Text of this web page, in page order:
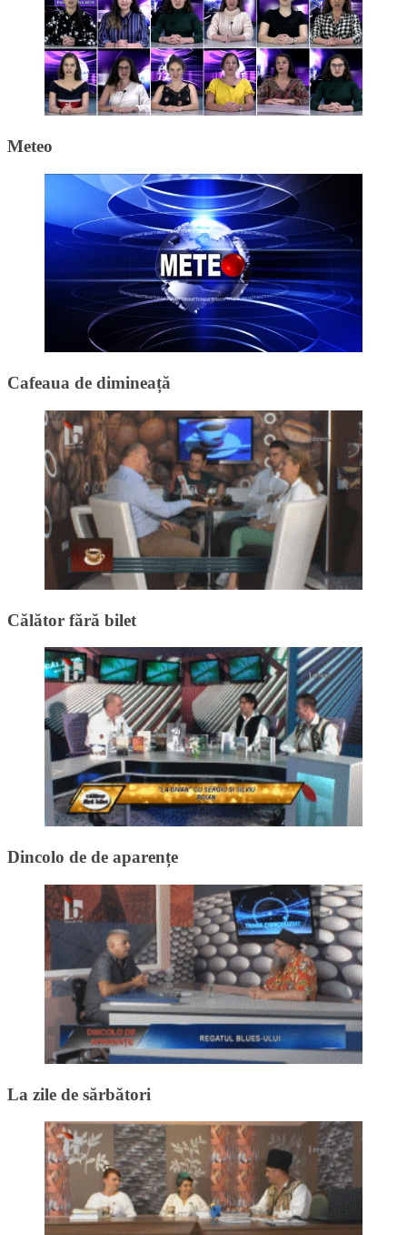
Meteo
Cafeaua de dimineață
Călător fără bilet
Dincolo de de aparențe
La zile de sărbători